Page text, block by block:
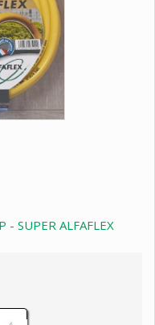
- SUPER ALFAFLEX